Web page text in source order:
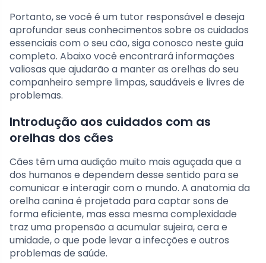
Portanto, se você é um tutor responsável e deseja
aprofundar seus conhecimentos sobre os cuidados
essenciais com o seu cão, siga conosco neste guia
completo. Abaixo você encontrará informações
valiosas que ajudarão a manter as orelhas do seu
companheiro sempre limpas, saudáveis e livres de
problemas.
Introdução aos cuidados com as
orelhas dos cães
Cães têm uma audição muito mais aguçada que a
dos humanos e dependem desse sentido para se
comunicar e interagir com o mundo. A anatomia da
orelha canina é projetada para captar sons de
forma eficiente, mas essa mesma complexidade
traz uma propensão a acumular sujeira, cera e
umidade, o que pode levar a infecções e outros
problemas de saúde.